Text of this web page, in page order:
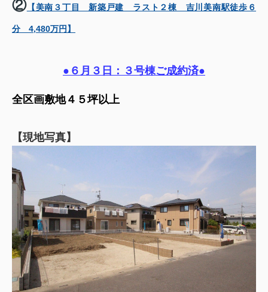
②【美南３丁目 新築戸建 ラスト２棟 吉川美南駅徒歩６
分 4,480万円】
●６月３日：３号棟ご成約済●
全区画敷地４５坪以上
【現地写真】